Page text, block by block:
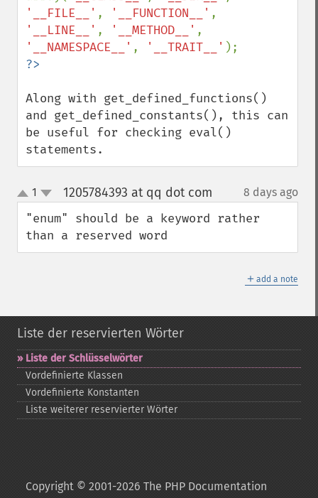
'__FILE__' , '__FUNCTION__'
'__LINE__' , '__METHOD__'
'__NAMESPACE__' , '__TRAIT__'
Along with get_defined_functions()
and get_defined_constants(), this can
be useful for checking eval()
statements.
up
down
1 1205784393 at qq dot com 8 days ago
"enum" should be a keyword rather
than a reserved word
＋ add a note
Liste der reservierten Wörter
Liste der Schlüsselwörter
Vordefinierte Klassen
Vordefinierte Konstanten
Liste weiterer reservierter Wörter
Copyright © 2001-2026 The PHP Documentation